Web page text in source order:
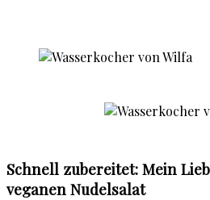
Schnell zubereitet: Mein
veganen Nudelsalat